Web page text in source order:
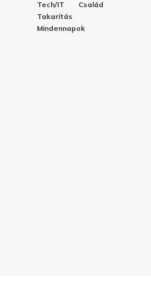
Tech/IT
Család
Takarítás
Mindennapok